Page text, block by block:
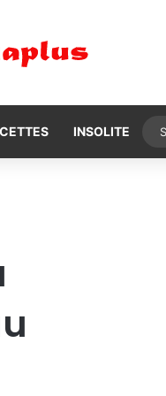
INSOLITE